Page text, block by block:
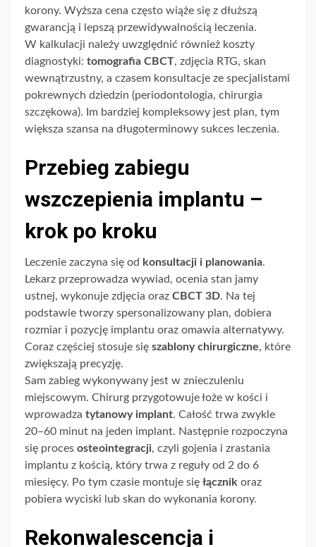
korony. Wyższa cena często wiąże się z dłuższą
gwarancją i lepszą przewidywalnością leczenia.
W kalkulacji należy uwzględnić również koszty
diagnostyki: tomografia CBCT, zdjęcia RTG, skan
wewnątrzustny, a czasem konsultacje ze specjalistami
pokrewnych dziedzin (periodontologia, chirurgia
szczękowa). Im bardziej kompleksowy jest plan, tym
większa szansa na długoterminowy sukces leczenia.
Przebieg zabiegu
wszczepienia implantu –
krok po kroku
Leczenie zaczyna się od konsultacji i planowania.
Lekarz przeprowadza wywiad, ocenia stan jamy
ustnej, wykonuje zdjęcia oraz CBCT 3D. Na tej
podstawie tworzy spersonalizowany plan, dobiera
rozmiar i pozycję implantu oraz omawia alternatywy.
Coraz częściej stosuje się szablony chirurgiczne, które
zwiększają precyzję.
Sam zabieg wykonywany jest w znieczuleniu
miejscowym. Chirurg przygotowuje łoże w kości i
wprowadza tytanowy implant. Całość trwa zwykle
20–60 minut na jeden implant. Następnie rozpoczyna
się proces osteointegracji, czyli gojenia i zrastania
implantu z kością, który trwa z reguły od 2 do 6
miesięcy. Po tym czasie montuje się łącznik oraz
pobiera wyciski lub skan do wykonania korony.
Rekonwalescencja i